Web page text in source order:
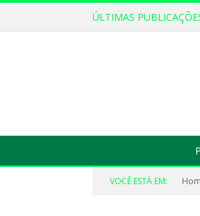
ÚLTIMAS
VOCÊ ESTÁ EM: